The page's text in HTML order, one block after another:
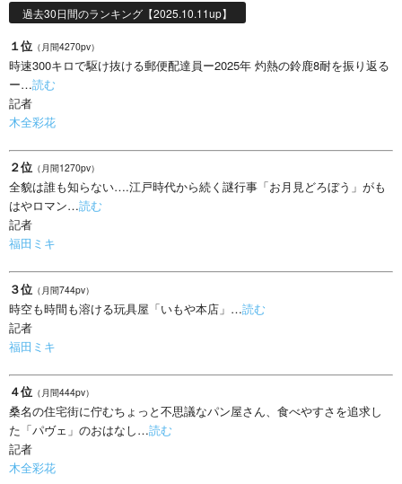
過去30日間のランキング【2025.10.11up】
１位 （月間4270pv）
時速300キロで駆け抜ける郵便配達員ー2025年 灼熱の鈴鹿8耐を振り返る
ー…読む
記者
木全彩花
２位 （月間1270pv）
全貌は誰も知らない….江戸時代から続く謎行事「お月見どろぼう」がも
はやロマン…読む
記者
福田ミキ
３位 （月間744pv）
時空も時間も溶ける玩具屋「いもや本店」…読む
記者
福田ミキ
４位 （月間444pv）
桑名の住宅街に佇むちょっと不思議なパン屋さん、食べやすさを追求し
た「パヴェ」のおはなし…読む
記者
木全彩花